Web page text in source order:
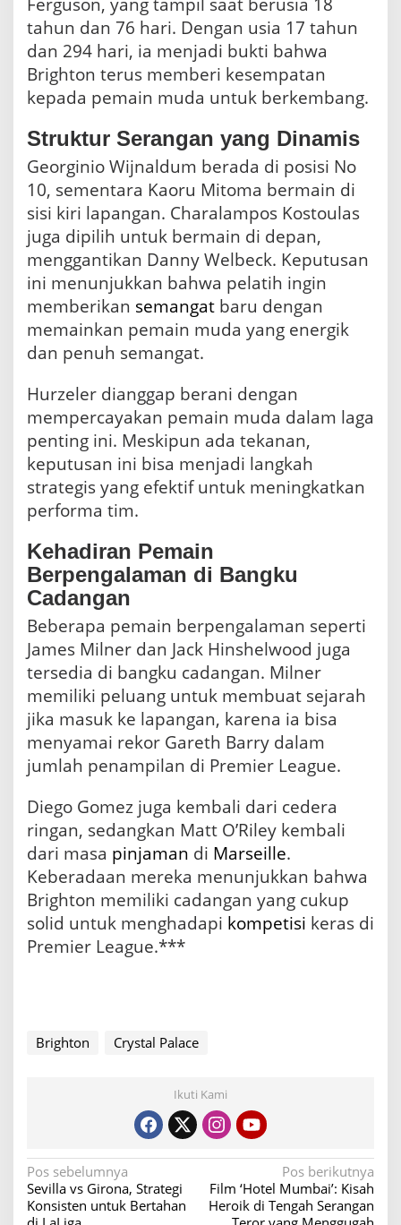
tahun dan 76 hari. Dengan usia 17 tahun
dan 294 hari, ia menjadi bukti bahwa
Brighton terus memberi kesempatan
kepada pemain muda untuk berkembang.
Struktur Serangan yang Dinamis
Georginio Wijnaldum berada di posisi No
10, sementara Kaoru Mitoma bermain di
sisi kiri lapangan. Charalampos Kostoulas
juga dipilih untuk bermain di depan,
menggantikan Danny Welbeck. Keputusan
ini menunjukkan bahwa pelatih ingin
memberikan semangat baru dengan
memainkan pemain muda yang energik
dan penuh semangat.
Hurzeler dianggap berani dengan
mempercayakan pemain muda dalam laga
penting ini. Meskipun ada tekanan,
keputusan ini bisa menjadi langkah
strategis yang efektif untuk meningkatkan
performa tim.
Kehadiran Pemain
Berpengalaman di Bangku
Cadangan
Beberapa pemain berpengalaman seperti
James Milner dan Jack Hinshelwood juga
tersedia di bangku cadangan. Milner
memiliki peluang untuk membuat sejarah
jika masuk ke lapangan, karena ia bisa
menyamai rekor Gareth Barry dalam
jumlah penampilan di Premier League.
Diego Gomez juga kembali dari cedera
ringan, sedangkan Matt O’Riley kembali
dari masa pinjaman di Marseille.
Keberadaan mereka menunjukkan bahwa
Brighton memiliki cadangan yang cukup
solid untuk menghadapi kompetisi keras di
Premier League.***
Brighton Crystal Palace
Ikuti Kami
N
a
Pos sebelumnya
Sevilla vs Girona, Strategi
Konsisten untuk Bertahan
Pos berikutnya
Film ‘Hotel Mumbai’: Kisah
Heroik di Tengah Serangan